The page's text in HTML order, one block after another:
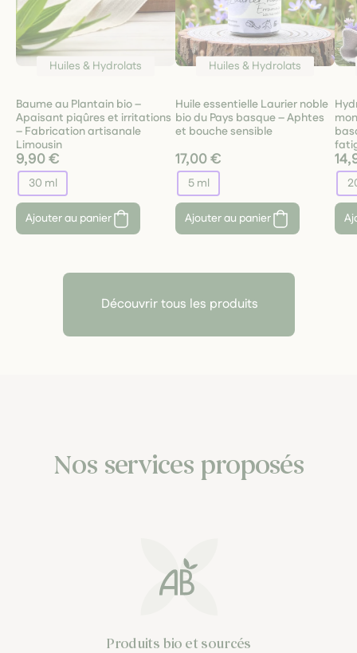
Huiles & Hydrolats
Baume au Plantain bio –
Apaisant piqûres et irritations
– Fabrication artisanale
Limousin
9,90 €
30 ml
Ajouter au panier
Huiles & Hydrolats
Huile essentielle Laurier noble
bio du Pays basque – Aphtes
et bouche sensible
17,00 €
5 ml
Ajouter au panier
Découvrir tous les produits
Nos services proposés
Produits bio et sourcés